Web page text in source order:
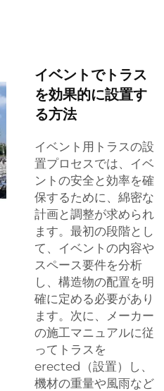
イベントでトラス
を効果的に設置す
る方法
イベント用トラスの設
置プロセスでは、イベ
ントの安全と効率を確
保するために、綿密な
計画と調整が求められ
ます。最初の段階とし
て、イベントの内容や
スペース要件を分析
し、構造物の配置を明
確に定める必要があり
ます。次に、メーカー
の施工マニュアルに従
ってトラスを
erected（設置）し、
機材の重量や風雨など